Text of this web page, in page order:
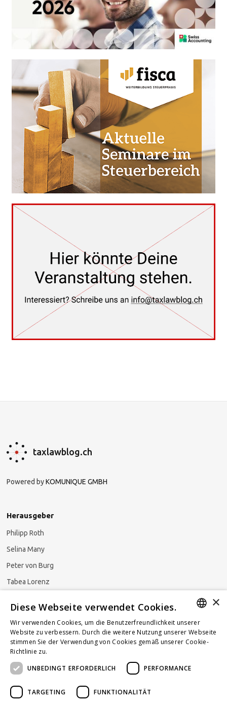
taxlawblog.ch
Powered byKOMUNIQUE GMBH
Herausgeber
Philipp Roth
Selina Many
Peter von Burg
Tabea Lorenz
Newsletter abonnieren
GERMAN
FRENCH
×
Diese Webseite verwendet Cookies.
Wir verwenden Cookies, um die Benutzerfreundlichkeit unserer
Website zu verbessern. Durch die weitere Nutzung unserer Webseite
stimmen Sie der Verwendung von Cookies gemäß unserer Cookie-
Richtlinie zu.
UNBEDINGT ERFORDERLICH
PERFORMANCE
TARGETING FUNKTIONALITÄT